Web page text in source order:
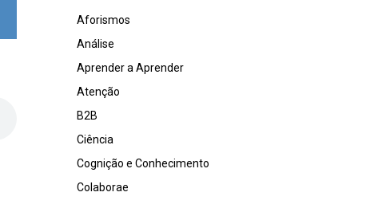
Aforismos
Análise
Aprender a Aprender
Atenção
B2B
Ciência
Cognição e Conhecimento
Colaborae